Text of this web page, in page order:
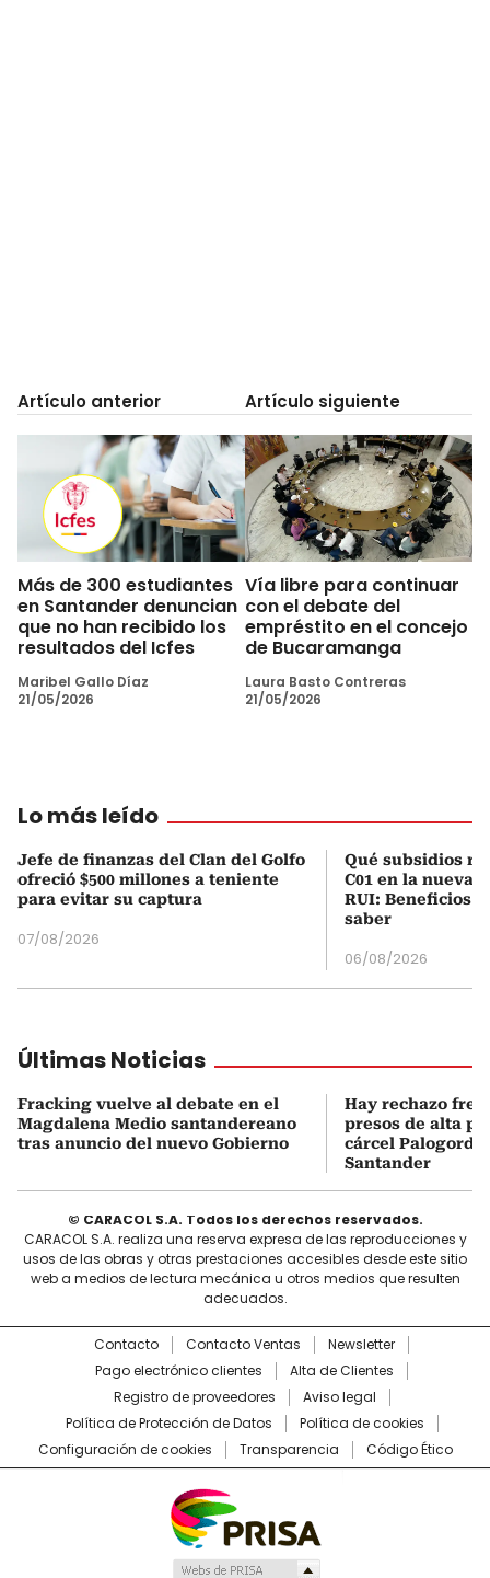
Artículo anterior
Más de 300 estudiantes
en Santander denuncian
que no han recibido los
resultados del Icfes
Maribel Gallo Díaz
21/05/2026
Artículo siguiente
Vía libre para continuar
con el debate del
empréstito en el concejo
de Bucaramanga
Laura Basto Contreras
21/05/2026
Lo más leído
Jefe de finanzas del Clan del Golfo
ofreció $500 millones a teniente
para evitar su captura
07/08/2026
Qué subsidios
C01 en la nueva
RUI: Beneficios
saber
06/08/2026
Últimas Noticias
Fracking vuelve al debate en el
Magdalena Medio santandereano
tras anuncio del nuevo Gobierno
Hay rechazo
presos de alta
cárcel Palogordo
Santander
© CARACOL S.A. Todos los derechos reservados.
CARACOL S.A. realiza una reserva expresa de las reproducciones y
usos de las obras y otras prestaciones accesibles desde este sitio
web a medios de lectura mecánica u otros medios que resulten
adecuados.
Contacto Contacto Ventas
Newsletter
Pago electrónico clientes
Alta de Clientes
Registro de proveedores
Aviso legal
Política de Protección de Datos
Política de cookies
Configuración de cookies
Transparencia Código Ético